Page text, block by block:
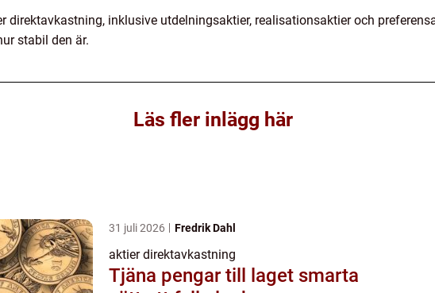
direktavkastning, inklusive utdelningsaktier, realisationsaktier och
stabil den är.
Läs fler inlägg här
31 juli 2026 Fredrik Dahl
aktier direktavkastning
Tjäna pengar till laget smarta